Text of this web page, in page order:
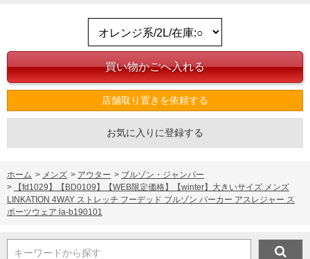
店舗取り置きを依頼する
お気に入りに登録する
ホーム > メンズ > アウター > ブルゾン・ジャンパー
>
【fd1029】【BD0109】【WEB限定価格】【winter】大きいサイズ メンズ
LINKATION 4WAY ストレッチ フーデッド ブルゾン パーカー アスレジャー ス
ポーツウェア la-b190101
キーワードから探す